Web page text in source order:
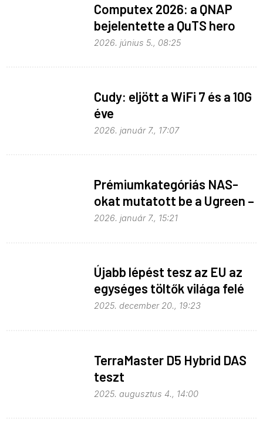
Computex 2026: a QNAP
bejelentette a QuTS hero
h6.0-t
2026. június 5., 08:25
Cudy: eljött a WiFi 7 és a 10G
éve
2026. január 7., 17:07
Prémiumkategóriás NAS-
okat mutatott be a Ugreen –
AI-val
2026. január 7., 15:21
Újabb lépést tesz az EU az
egységes töltők világa felé
2025. december 20., 19:23
TerraMaster D5 Hybrid DAS
teszt
2025. augusztus 4., 14:00